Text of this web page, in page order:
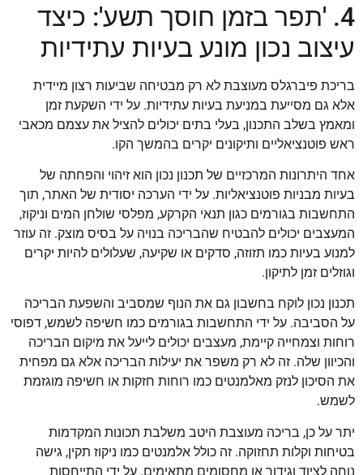
4. 'תפר בזמן חוסך תשע': כיצד
עיצוב נכון מונע בעיות עתידיות
בריכת פיברגלס מעוצבת לא רק מבטיחה שביעות רצון מיידית
אלא גם מסייעת במניעת בעיות עתידיות. על ידי השקעת זמן
ומאמץ בשלב התכנון, בעלי בתים יכולים להציל את עצמם מכאבי
ראש פוטנציאליים ותיקונים יקרים בהמשך הקו.
אחד היתרונות המרכזיים של תכנון נכון הוא זיהוי והפחתה של
בעיות מבניות פוטנציאליות. על ידי הערכה יסודית של האתר, תוך
התחשבות בגורמים כגון תנאי הקרקע, מפלסי שולחן המים וניקוז,
המעצבים יכולים להבטיח שהבריכה בנויה על בסיס מוצק. זה עוזר
למנוע בעיות כמו תזוזה, סדקים או שקיעה, שעלולים להיות יקרים
וגוזלים זמן לתיקון.
תכנון נכון לוקח בחשבון גם את הנוף שמסביב והשפעת הבריכה
על הסביבה. על ידי התחשבות בגורמים כמו חשיפה לשמש, דפוסי
רוחות וצמחייה קיימת, מעצבים יכולים לייעל את מיקום הבריכה
והכיוון שלה. זה לא רק משפר את יעילות הבריכה אלא גם מפחית
את הסיכון לנזק מאלמנטים כמו רוחות חזקות או חשיפה מוגזמת
לשמש.
יתר על כן, בריכה מעוצבת היטב משלבת תכונות המקדמות
בטיחות וקלות תחזוקה. זה כולל אלמנטים כמו ניקוז תקין, גישה
נוחה לציוד וגידור או מחסומים מתאימים. על ידי התייחסות